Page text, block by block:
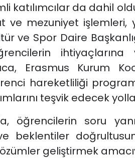
da dahil
ve mezuniyet
ve Spor Daire
Erasmus Kurum
hareketliliği
teşvik edecek
öğrencilerin soru
beklentiler
geliştirmek